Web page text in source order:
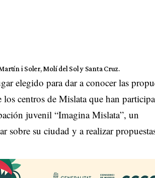
i Soler, Molí del Sol y Santa Cruz.
elegido para dar a conocer las
centros de Mislata que han
juvenil “Imagina Mislata”, un
sobre su ciudad y a realizar